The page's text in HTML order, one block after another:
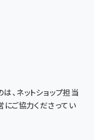
、ネットショップ担当
ご協力くださってい